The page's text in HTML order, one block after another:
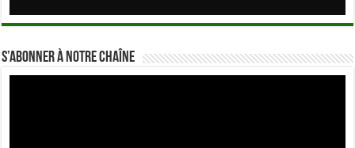
S’abonner à notre chaîne